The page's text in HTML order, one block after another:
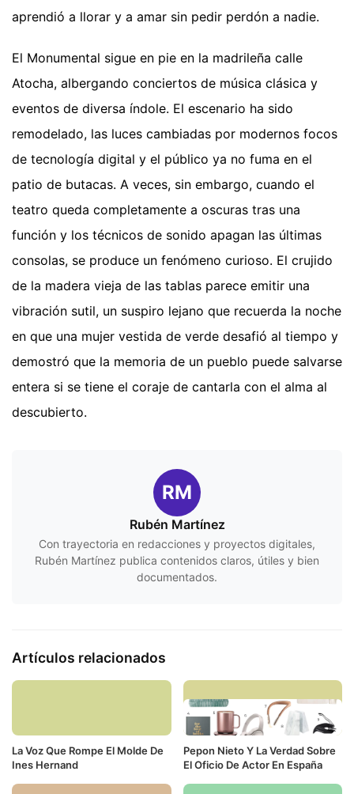
aprendió a llorar y a amar sin pedir perdón a nadie.
El Monumental sigue en pie en la madrileña calle
Atocha, albergando conciertos de música clásica y
eventos de diversa índole. El escenario ha sido
remodelado, las luces cambiadas por modernos focos
de tecnología digital y el público ya no fuma en el
patio de butacas. A veces, sin embargo, cuando el
teatro queda completamente a oscuras tras una
función y los técnicos de sonido apagan las últimas
consolas, se produce un fenómeno curioso. El crujido
de la madera vieja de las tablas parece emitir una
vibración sutil, un suspiro lejano que recuerda la noche
en que una mujer vestida de verde desafió al tiempo y
demostró que la memoria de un pueblo puede salvarse
entera si se tiene el coraje de cantarla con el alma al
descubierto.
RM
Rubén Martínez
Con trayectoria en redacciones y proyectos digitales,
Rubén Martínez publica contenidos claros, útiles y bien
documentados.
Artículos relacionados
La Voz Que Rompe El Molde De
Ines Hernand
Pepon Nieto Y La Verdad Sobre
El Oficio De Actor En España